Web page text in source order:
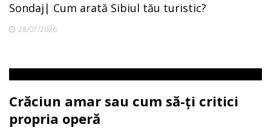
Sondaj| Cum arată Sibiul tău turistic?
28/07/2026
Crăciun amar sau cum să-ți critici
propria operă